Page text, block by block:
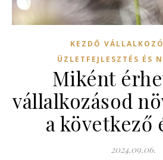
KEZDŐ
ÜZLETFEJLESZTÉS ÉS
Miként
vállalkozásod
a következő
2024.09.06.